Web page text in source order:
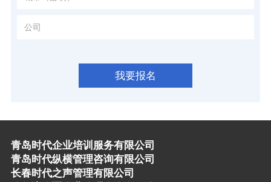
我要报名
青岛时代企业培训服务有限公司
青岛时代纵横管理咨询有限公司
长春时代之声管理有限公司